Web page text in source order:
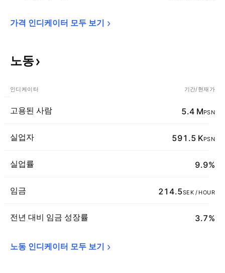
가격 인디케이터 모두 보기
노동
인디케이터 기간/현재가
고용된 사람 5.4 MPSN
실업자 591.5 KPSN
실업률 9.9%
임금 214.5SEK / HOUR
전년 대비 임금 성장률 3.7%
노동 인디케이터 모두 보기